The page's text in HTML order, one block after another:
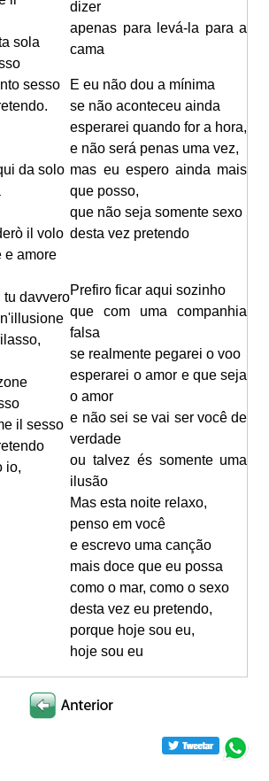
sola
sesso
da solo
il volo
e amore
tu davvero
il sesso
io,
dizer
apenas para levá-la para a
cama
E eu não dou a mínima
se não aconteceu ainda
esperarei quando for a hora,
e não será penas uma vez,
mas eu espero ainda mais
que posso,
que não seja somente sexo
desta vez pretendo
Prefiro ficar aqui sozinho
que com uma companhia
falsa
se realmente pegarei o voo
esperarei o amor e que seja
o amor
e não sei se vai ser você de
verdade
ou talvez és somente uma
ilusão
Mas esta noite relaxo,
penso em você
e escrevo uma canção
mais doce que eu possa
como o mar, como o sexo
desta vez eu pretendo,
porque hoje sou eu,
hoje sou eu